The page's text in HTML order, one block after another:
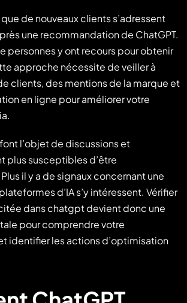
de nouveaux clients s’adressent
une recommandation de ChatGPT.
personnes y ont recours pour obtenir
approche nécessite de veiller à
clients, des mentions de la marque et
en ligne pour améliorer votre
l’objet de discussions et
plus susceptibles d’être
il y a de signaux concernant une
d’IA s’y intéressent. Vérifier
dans chatgpt devient donc une
pour comprendre votre
identifier les actions d’optimisation